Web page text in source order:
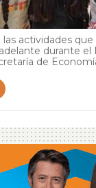
actividades
durante el
de